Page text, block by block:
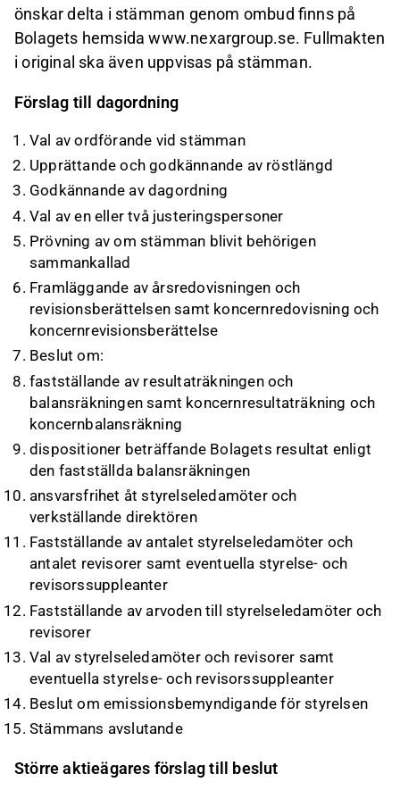
önskar delta i stämman genom ombud finns på
Bolagets hemsida www.nexargroup.se. Fullmakten
i original ska även uppvisas på stämman.
Förslag till dagordning
Val av ordförande vid stämman
Upprättande och godkännande av röstlängd
Godkännande av dagordning
Val av en eller två justeringspersoner
Prövning av om stämman blivit behörigen
sammankallad
Framläggande av årsredovisningen och
revisionsberättelsen samt koncernredovisning och
koncernrevisionsberättelse
Beslut om:
fastställande av resultaträkningen och
balansräkningen samt koncernresultaträkning och
koncernbalansräkning
dispositioner beträffande Bolagets resultat enligt
den fastställda balansräkningen
ansvarsfrihet åt styrelseledamöter och
verkställande direktören
Fastställande av antalet styrelseledamöter och
antalet revisorer samt eventuella styrelse- och
revisorssuppleanter
Fastställande av arvoden till styrelseledamöter och
revisorer
Val av styrelseledamöter och revisorer samt
eventuella styrelse- och revisorssuppleanter
Beslut om emissionsbemyndigande för styrelsen
Stämmans avslutande
Större aktieägares förslag till beslut